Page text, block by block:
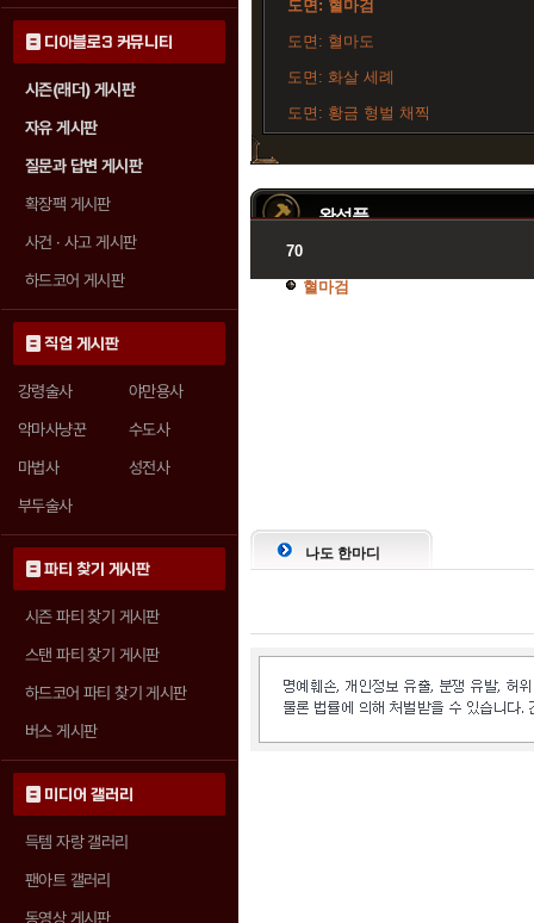
디아블로3 커뮤니티
시즌(래더) 게시판
자유 게시판
질문과 답변 게시판
확장팩 게시판
사건 · 사고 게시판
하드코어 게시판
직업 게시판
강령술사
야만용사
악마사냥꾼
수도사
마법사
성전사
부두술사
파티 찾기 게시판
시즌 파티 찾기 게시판
스탠 파티 찾기 게시판
하드코어 파티 찾기 게시판
버스 게시판
미디어 갤러리
득템 자랑 갤러리
팬아트 갤러리
동영상 게시판
도면: 혈마검
도면: 혈마도
도면: 화살 세례
도면: 황금 형벌 채찍
완성품
70
혈마검
나도 한마디